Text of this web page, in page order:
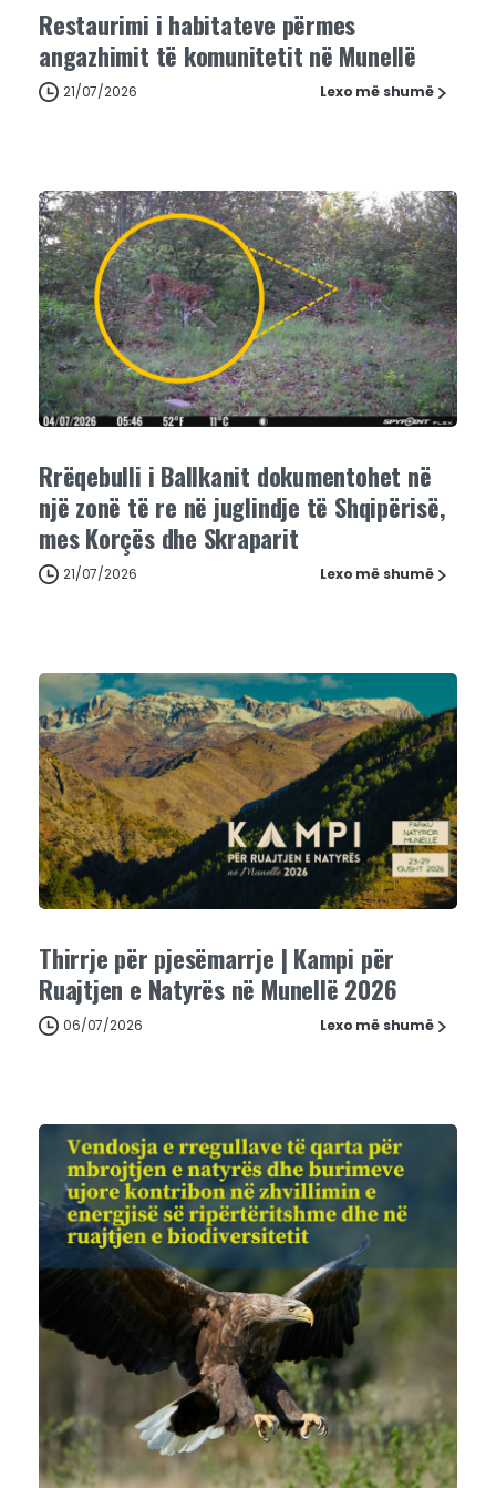
Restaurimi i habitateve përmes
angazhimit të komunitetit në Munellë
21/07/2026 Lexo më shumë
Rrëqebulli i Ballkanit dokumentohet në
një zonë të re në juglindje të Shqipërisë,
mes Korçës dhe Skraparit
21/07/2026 Lexo më shumë
Thirrje për pjesëmarrje | Kampi për
Ruajtjen e Natyrës në Munellë 2026
06/07/2026 Lexo më shumë